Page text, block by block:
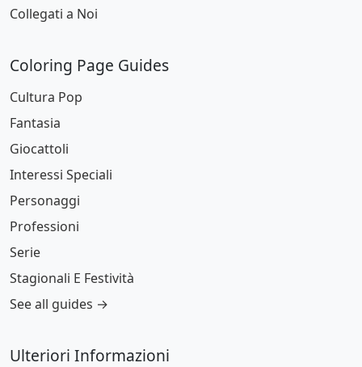
Collegati a Noi
Coloring Page Guides
Cultura Pop
Fantasia
Giocattoli
Interessi Speciali
Personaggi
Professioni
Serie
Stagionali E Festività
See all guides →
Ulteriori Informazioni